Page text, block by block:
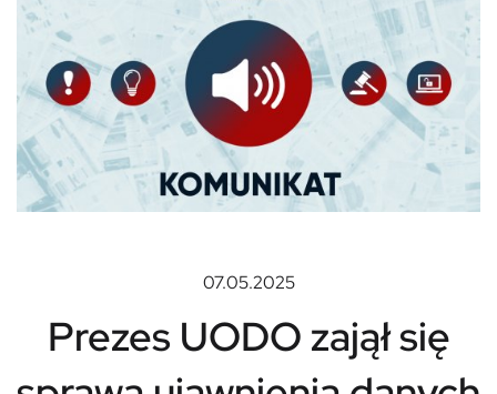
07.05.2025
Prezes UODO zajął się